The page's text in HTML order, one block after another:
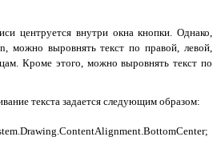
центруется внутри окна кнопки. Однако,
, можно выровнять текст по правой, левой,
Кроме этого, можно выровнять текст по
текста задается следующим образом: